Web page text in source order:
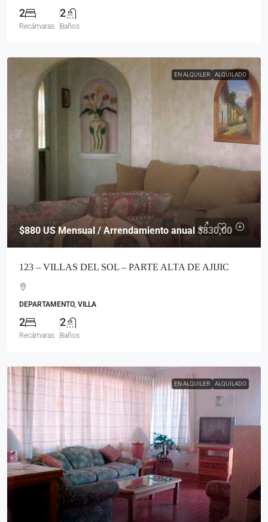
2
Recámaras
2
Baños
EN ALQUILER ALQUILADO
$880US Mensual / Arrendamiento anual $830,00
123 – VILLAS DEL SOL – PARTE ALTA DE AJIJIC
DEPARTAMENTO, VILLA
2
Recámaras
2
Baños
EN ALQUILER ALQUILADO